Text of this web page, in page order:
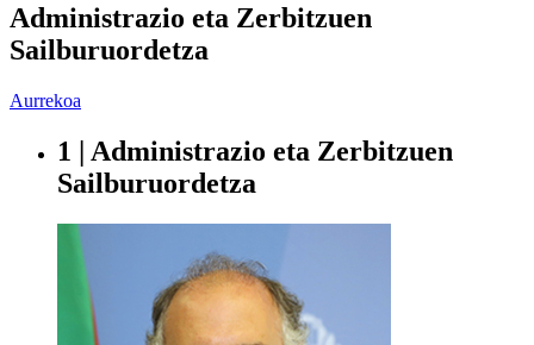
Administrazio eta Zerbitzuen
Sailburuordetza
Aurrekoa
1 | Administrazio eta Zerbitzuen
Sailburuordetza